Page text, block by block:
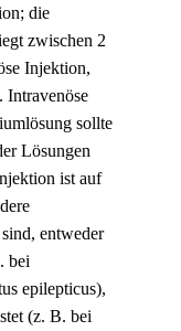
die
zwischen 2
Injektion,
Intravenöse
sollte
Lösungen
ist auf
entweder
bei
epilepticus),
(z. B. bei